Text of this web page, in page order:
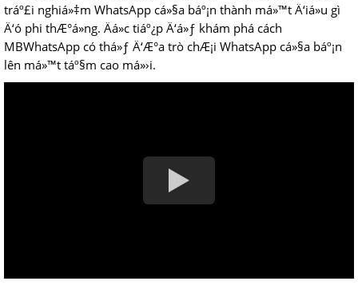
tráº£i nghiá»‡m WhatsApp cá»§a báº¡n thành má»™t Ä‘iá»u gì
Ä‘ó phi thÆ°á»ng. Äá»c tiáº¿p Ä‘á»ƒ khám phá cách
MBWhatsApp có thá»ƒ Ä‘Æ°a trò chÆ¡i WhatsApp cá»§a báº¡n
lên má»™t táº§m cao má»›i.